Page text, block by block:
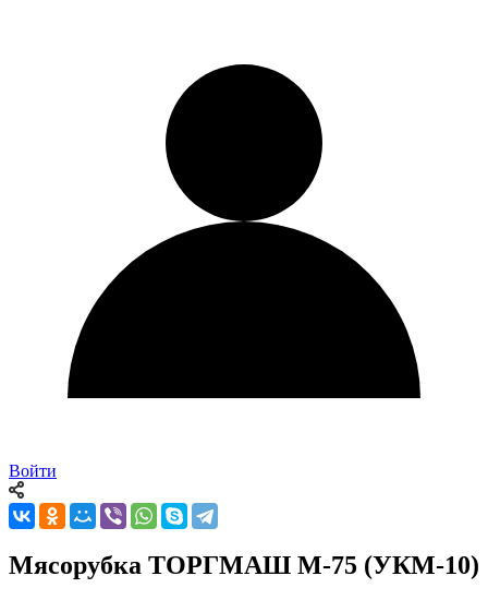
Войти
Мясорубка ТОРГМАШ М-75 (УКМ-10)